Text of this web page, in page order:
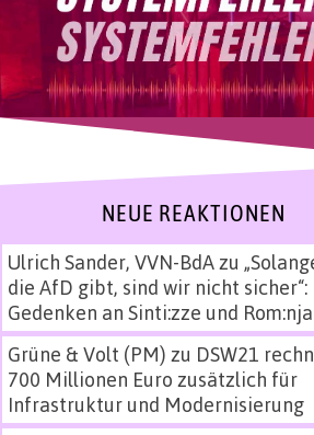
NEUE REAKTIONEN
Ulrich Sander, VVN-BdAzu
die AfD gibt, sind wir nicht sicher“:
Gedenken an Sinti:zze und Rom:nja
Grüne & Volt (PM) zu DSW21
700 Millionen Euro zusätzlich für
Infrastruktur und Modernisierung